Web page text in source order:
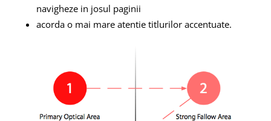
navigheze in josul paginii
acorda o mai mare atentie titlurilor accentuate.